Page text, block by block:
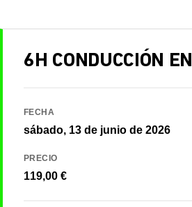
6H CONDUCCIÓN
FECHA
sábado, 13 de junio de 2026
PRECIO
119,00 €